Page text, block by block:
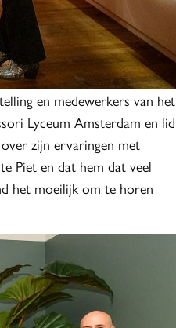
en medewerkers van het
Lyceum Amsterdam en lid
zijn ervaringen met
Piet en dat hem dat veel
het moeilijk om te horen